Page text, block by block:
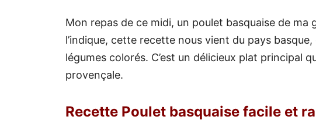
Mon repas de ce midi, un poulet basquaise de
l’indique, cette recette nous vient du pays
légumes colorés. C’est un délicieux plat principal
provençale.
Recette Poulet basquaise facile et